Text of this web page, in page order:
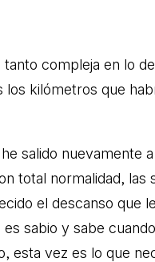
tanto compleja en lo
kilómetros que
salido nuevamente
total normalidad, las
el descanso que
sabio y sabe
esta vez es lo que